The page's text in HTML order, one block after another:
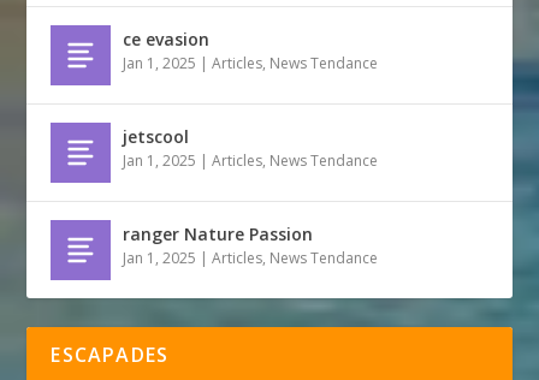
ce evasion
Jan 1, 2025 |Articles, News Tendance
jetscool
Jan 1, 2025 |Articles, News Tendance
ranger Nature Passion
Jan 1, 2025 |Articles, News Tendance
ESCAPADES